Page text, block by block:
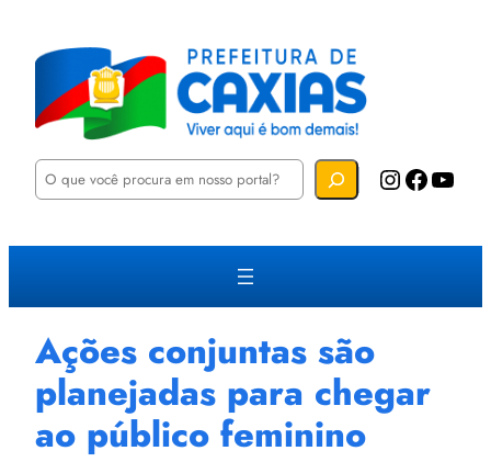
P
u
a
Instagram Facebook YouTube
Ações conjuntas são
planejadas para chegar
ao público feminino